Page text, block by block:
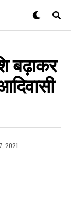
बढ़ाकर
2021